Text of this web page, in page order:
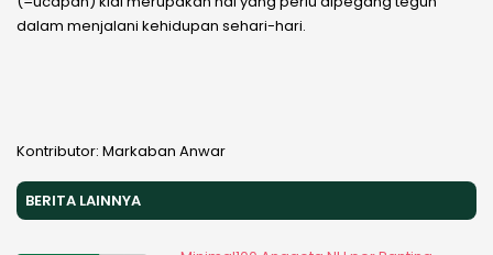
dalam menjalani kehidupan sehari-hari.
Kontributor: Markaban Anwar
BERITA LAINNYA